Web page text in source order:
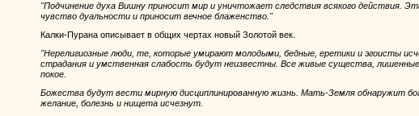
"Подчинение духа Вишну приносит мир и уничтожает следствия всякого действия.
чувство дуальности и приносит вечное блаженство."
Калки-Пурана описывает в общих чертах новый Золотой век.
"Нерелигиозные люди, те, которые умирают молодыми, бедные, еретики и эгоисты
страдания и умственная слабость будут неизвестны. Все живые существа,
покое.
Божества будут вести мирную дисциплинированную жизнь. Мать-Земля обнаружит
желание, болезнь и нищета исчезнут.